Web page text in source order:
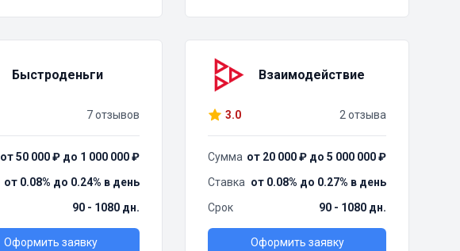
Быстроденьги
7 отзывов
от 50 000 ₽ до 1 000 000 ₽
от 0.08% до 0.24% в день
90 - 1080 дн.
Оформить заявку
Взаимодействие
3.0 2 отзыва
Сумма от 20 000 ₽ до 5 000 000 ₽
Ставка от 0.08% до 0.27% в день
Срок
90 - 1080 дн.
Оформить заявку